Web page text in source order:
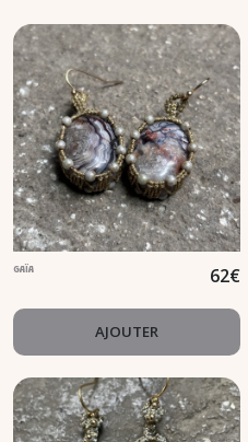
GAÏA 62€
AJOUTER